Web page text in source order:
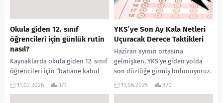
Okula giden 12. sınıf
öğrencileri için günlük rutin
nasıl?
Kaynaklarda okula giden 12. sınıf
öğrencileri için “bahane kabul
etmeyen” ve oldukça disiplinli
11.02.2026 373
YKS’ye Son Ay Kala Netleri
Uçuracak Derece Taktikleri
Haziran ayının ortasına
gelmişken, YKS’ye giden yolda
son düzlüğe girmiş bulunuyoruz.
Bu dönem, birçok öğrenci için
11.06.2025 870